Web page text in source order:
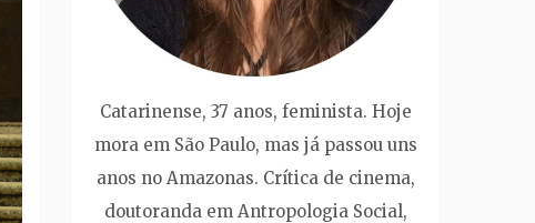
Catarinense, 37 anos, feminista. Hoje
mora em São Paulo, mas já passou uns
anos no Amazonas. Crítica de cinema,
doutoranda em Antropologia Social,